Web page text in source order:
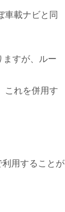
載ナビと同
ますが、ルー
これを併用す
用することが